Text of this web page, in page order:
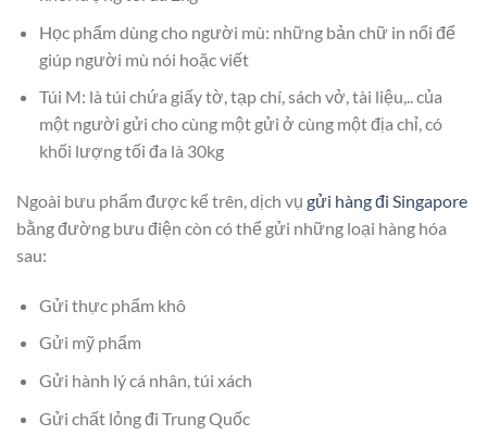
Học phẩm dùng cho người mù: những bản chữ in nổi để
giúp người mù nói hoặc viết
Túi M: là túi chứa giấy tờ, tạp chí, sách vở, tài liệu,.. của
một người gửi cho cùng một gửi ở cùng một địa chỉ, có
khối lượng tối đa là 30kg
Ngoài bưu phẩm được kể trên, dịch vụ gửi hàng đi Singapore
bằng đường bưu điện còn có thể gửi những loại hàng hóa
sau:
Gửi thực phẩm khô
Gửi mỹ phẩm
Gửi hành lý cá nhân, túi xách
Gửi chất lỏng đi Trung Quốc